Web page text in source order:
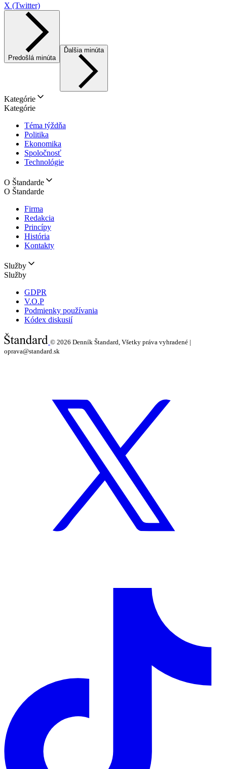
X (Twitter)
Predošlá minúta
Ďalšia minúta
Kategórie
Kategórie
Téma týždňa
Politika
Ekonomika
Spoločnosť
Technológie
O Štandarde
O Štandarde
Firma
Redakcia
Princípy
História
Kontakty
Služby
Služby
GDPR
V.O.P
Podmienky používania
Kódex diskusií
© 2026 Denník Štandard, Všetky práva vyhradené |
oprava@standard.sk